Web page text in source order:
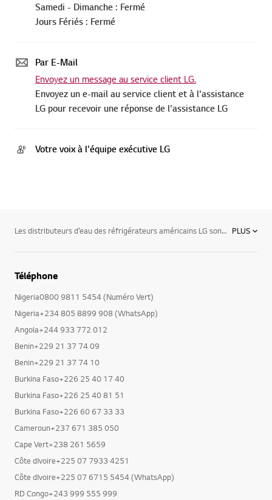
Samedi - Dimanche : Fermé
Jours Fériés : Fermé
Par E-Mail
Envoyez un message au service client LG.
Envoyez un e-mail au service client et à l'assistance
LG pour recevoir une réponse de l'assistance LG
Votre voix à l'équipe exécutive LG
Les distributeurs d’eau des réfrigérateurs américains LG sont équipés d’un filtre à eau. Celui-ci, livré avec l’appareil, se place facilement entre ton arrivée d’eau et la connexion au réfrigérateur.Les filtres à eau LG permettent de réduire chlore, odeurs, sédiments, saletés et rouille afin d’assainir l’eau au maximum. Les frigos LG exploitent un système de filtration d'eau de toute première qualité qui retire 99,35 % du plomb et des nombreux autres polluants présents dans l'eau, sans pour autant ôter le fluorure bénéfique pour ton organisme, t’offrant un goût très appréciable et un rafraîchissement sain. D’une capacité de 3 000 litres (6 mois environ), il te faudra changer ce filtre pour continuer à profiter d’une eau saine et filtrée et prolonger ainsi la durée de vie de ton frigo.De plus l’eau filtrée est économique puisque tu n’as plus besoin d’acheter de l’eau en bouteille. L’impact sur l’environnement est réduit car tu consommes moins de plastique et produis ainsi moins de déchets. Alors adopte une attitude éco-responsable et fais le choix d'un frigo LG !LG propose trois styles différents de frigos pour coller au plus près à tous tes besoins :Réfrigérateurs 2 Portes : le congélateur est en haut et le frigo dans la partie basse. Cette configuration offre une grande capacité dans un encombrement minimum. Ils sont disponibles en trois largeurs : 61cm, 68cm ou 86cm allant de 318 à 529 litres ! .Réfrigérateurs américains (Side-By-Side) : l’alliance du design et de la grande capacité. Les réfrigérateurs américains LG te proposent de grands espaces de rangement de 505 à 617 litres !Réfrigérateurs combines dont l’avantage est que la partie réfrigérateur, celle qui est le plus souvent utilisée, se situe en haut à hauteur des yeux. PLUS
Téléphone
Nigeria0800 9811 5454 (Numéro Vert)
Nigeria+234 805 8899 908 (WhatsApp)
Angola+244 933 772 012
Benin+229 21 37 74 09
Benin+229 21 37 74 10
Burkina Faso+226 25 40 17 40
Burkina Faso+226 25 40 81 51
Burkina Faso+226 60 67 33 33
Cameroun+237 671 385 050
Cape Vert+238 261 5659
Côte dIvoire+225 07 7933 4251
Côte dIvoire+225 07 6715 5454 (WhatsApp)
RD Congo+243 999 555 999